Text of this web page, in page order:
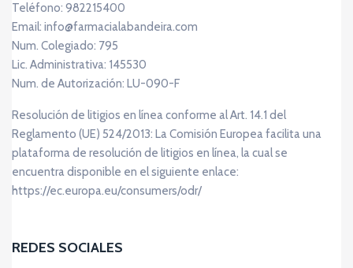
Teléfono: 982215400
Email: info@farmacialabandeira.com
Num. Colegiado: 795
Lic. Administrativa: 145530
Num. de Autorización: LU-090-F
Resolución de litigios en línea conforme al Art. 14.1 del
Reglamento (UE) 524/2013: La Comisión Europea facilita una
plataforma de resolución de litigios en línea, la cual se
encuentra disponible en el siguiente enlace:
https://ec.europa.eu/consumers/odr/
REDES SOCIALES